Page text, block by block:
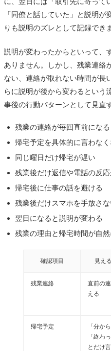
「同僚と話していた」と説明
りも説明のズレとして記録でき
説明が変わったからといって、
ありません。しかし、残業連絡
ない、連絡が取れない時間が長
らに説明が後から変わるという
事後の行動パターンとして見直
残業の連絡が毎回直前になる
帰宅予定を具体的に言わな
同じ曜日だけ帰宅が遅い
残業後だけ返信や電話の反
帰宅後に仕事の話を避ける
残業後だけスマホを手放さな
翌日になると説明が変わる
残業の理由と帰宅時間が自
確認項目 見え
残業連絡
直前の
える
帰宅予定
「分か
「終わ
とだけ